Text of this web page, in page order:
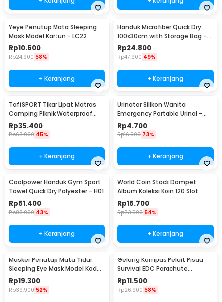
Yeye Penutup Mata Sleeping
Mask Model Kartun - LC22
Rp10.600
Rp24.900 58%
+ Keranjang
Handuk Microfiber Quick Dry
100x30cm with Storage Bag -
S-30
Rp24.800
Rp47.900 49%
+ Keranjang
TaffSPORT Tikar Lipat Matras
Camping Piknik Waterproof
Mat 1.4x1.52M - FS-007
Rp35.400
Rp63.900 45%
+ Keranjang
Urinator Silikon Wanita
Emergency Portable Urinal -
XBQ
Rp4.700
Rp16.900 73%
+ Keranjang
Coolpower Handuk Gym Sport
Towel Quick Dry Polyester - H01
Rp51.400
Rp88.900 43%
+ Keranjang
World Coin Stock Dompet
Album Koleksi Koin 120 Slot
Rp15.700
Rp33.900 54%
+ Keranjang
Masker Penutup Mata Tidur
Sleeping Eye Mask Model Kodok
- LC30
Rp19.300
Rp39.900 52%
Gelang Kompas Peluit Pisau
Survival EDC Parachute
Bracelet - B002-6
Rp11.500
Rp26.900 58%